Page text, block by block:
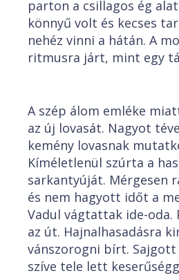
parton a csillagos ég
könnyű volt és kecses
nehéz vinni a hátán. A
ritmusra járt, mint egy
A szép álom emléke
az új lovasát. Nagyot
kemény lovasnak
Kíméletlenül szúrta a
sarkantyúját. Mérgesen
és nem hagyott időt a
Vadul vágtattak ide-
az út. Hajnalhasadásra
vánszorogni bírt. Sajgott
szíve tele lett